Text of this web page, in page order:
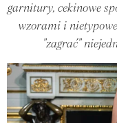
garnitury, cekinowe
wzorami i
"zagrać"